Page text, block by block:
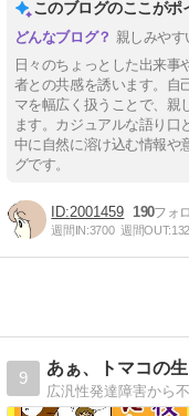
このブログのここがポ
親しみや
日々のちょっとした出来事
者との共感を誘います。自
マを幅広く扱うことで、親
ます。カジュアルな語り口
中に自然に溶け込む情報や
グです。
2001459 190
週間IN:3700 週間OUT:
9
あぁ、トマコの